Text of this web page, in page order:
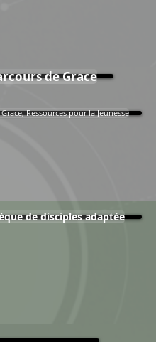
de Grace
Ressources pour la Jeunesse
de disciples adaptée